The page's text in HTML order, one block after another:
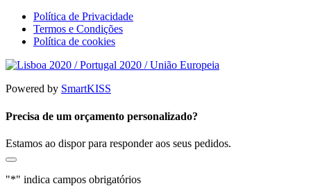
Política de Privacidade
Termos e Condições
Política de cookies
Powered by SmartKISS
Precisa de um orçamento personalizado?
Estamos ao dispor para responder aos seus pedidos.
"*" indica campos obrigatórios